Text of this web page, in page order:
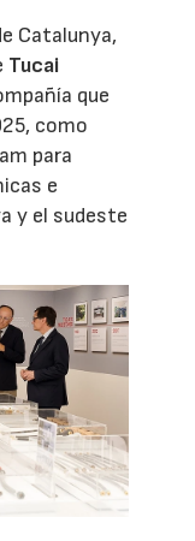
Catalunya,
Tucai
que
como
para
e
y el sudeste